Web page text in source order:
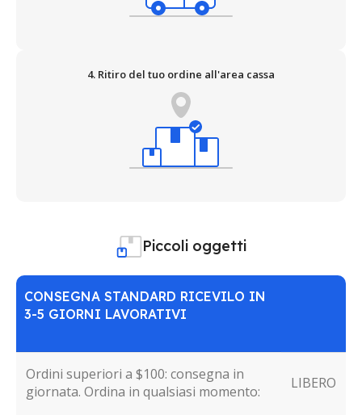
4. Ritiro del tuo ordine all'area cassa
Piccoli oggetti
CONSEGNA STANDARD RICEVILO IN
3-5 GIORNI LAVORATIVI
Ordini superiori a $100: consegna in
giornata. Ordina in qualsiasi momento:
LIBERO